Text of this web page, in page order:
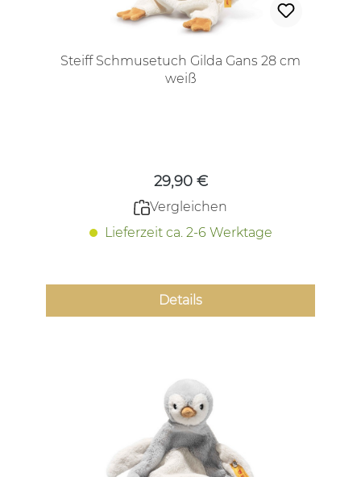
Steiff Schmusetuch Gilda Gans 28 cm
weiß
29,90 €
Vergleichen
Lieferzeit ca. 2-6 Werktage
Details